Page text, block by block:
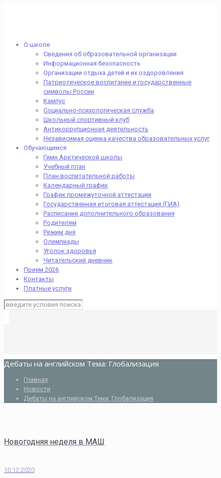
О школе
Сведения об образовательной организации
Информационная безопасность
Организации отдыха детей и их оздоровления
Патриотическое воспитание и государственные
символы России
Кампус
Социально-психологическая служба
Школьный спортивный клуб
Антикоррупционная деятельность
Независимая оценка качества образовательных услуг
Обучающимся
Гимн Арктической школы
Учебный план
План воспитательной работы
Календарный график
График промежуточной аттестации
Государственная итоговая аттестация (ГИА)
Расписание дополнительного образования
Родителям
Режим дня
Олимпиады
Уголок здоровья
Читательский дневник
Прием 2026
Контакты
Платные услуги
Дебаты на английском Тема: Глобализация
Главная
Новости
Дебаты на английском Тема: Глобализация
Новогодняя неделя в МАШ
10.12.2020